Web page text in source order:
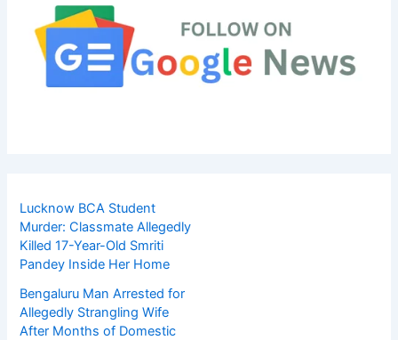
Lucknow BCA Student
Murder: Classmate Allegedly
Killed 17-Year-Old Smriti
Pandey Inside Her Home
Bengaluru Man Arrested for
Allegedly Strangling Wife
After Months of Domestic